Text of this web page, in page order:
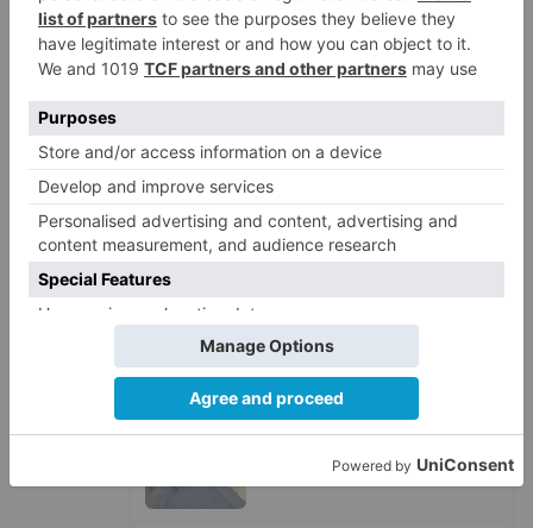
13.609 son mujeres, el 56,7%.
peña vuelve
trabajadoras
LO + VISTO
1
Barrio (PSOE) denuncia que la
apertura del Castillo responde a
“una foto” y no a la culminación
del proyecto
El poblado de El Encuentro de
Burgos a punto de culminar su
proceso de realojo